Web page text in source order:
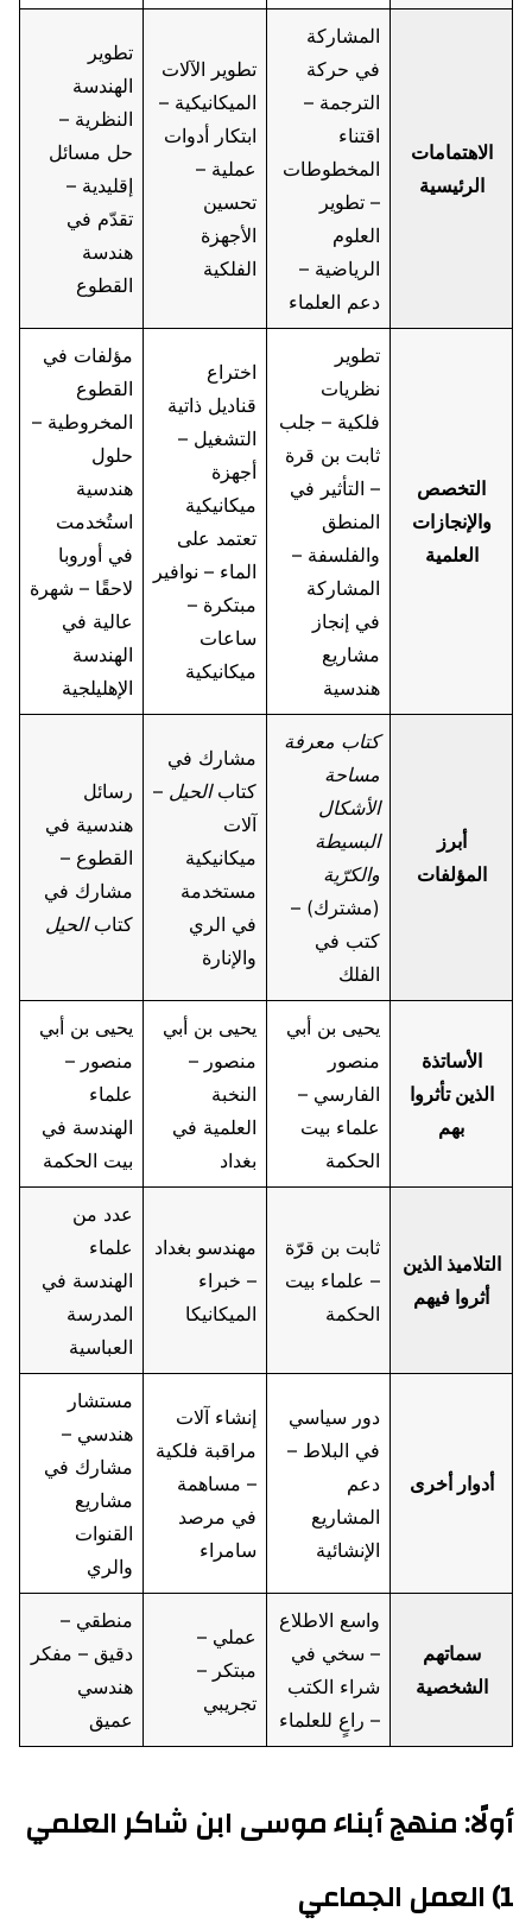
الاهتمامات
الرئيسية
المشاركة
في حركة
الترجمة –
اقتناء
المخطوطات
– تطوير
العلوم
الرياضية –
دعم العلماء
تطوير الآلات
الميكانيكية –
ابتكار أدوات
عملية –
تحسين
الأجهزة
الفلكية
تطوير
الهندسة
النظرية –
حل مسائل
إقليدية –
تقدّم في
هندسة
القطوع
التخصص
والإنجازات
العلمية
تطوير
نظريات
فلكية – جلب
ثابت بن قرة
– التأثير في
المنطق
والفلسفة –
المشاركة
في إنجاز
مشاريع
هندسية
اختراع
قناديل ذاتية
التشغيل –
أجهزة
ميكانيكية
تعتمد على
الماء – نوافير
مبتكرة –
ساعات
ميكانيكية
مؤلفات في
القطوع
المخروطية –
حلول
هندسية
استُخدمت
في أوروبا
لاحقًا – شهرة
عالية في
الهندسة
الإهليلجية
أبرز
المؤلفات
كتاب معرفة
مساحة
الأشكال
البسيطة
والكرّية
(مشترك) –
كتب في
الفلك
مشارك في
كتابالحيل –
آلات
ميكانيكية
مستخدمة
في الري
والإنارة
رسائل
هندسية في
القطوع –
مشارك في
كتابالحيل
الأساتذة
الذين تأثروا
بهم
يحيى بن أبي
منصور
الفارسي –
علماء بيت
الحكمة
يحيى بن أبي
منصور –
النخبة
العلمية في
بغداد
يحيى بن أبي
منصور –
علماء
الهندسة في
بيت الحكمة
التلاميذ الذين
أثروا فيهم
ثابت بن قرّة
– علماء بيت
الحكمة
مهندسو بغداد
– خبراء
الميكانيكا
عدد من
علماء
الهندسة في
المدرسة
العباسية
أدوار أخرى
دور سياسي
في البلاط –
دعم
المشاريع
الإنشائية
إنشاء آلات
مراقبة فلكية
– مساهمة
في مرصد
سامراء
مستشار
هندسي –
مشارك في
مشاريع
القنوات
والري
سماتهم
الشخصية
واسع الاطلاع
– سخي في
شراء الكتب
– راعٍ للعلماء
عملي –
مبتكر –
تجريبي
منطقي –
دقيق – مفكر
هندسي
عميق
أولًا: منهج أبناء موسى ابن شاكر العلمي
1) العمل الجماعي